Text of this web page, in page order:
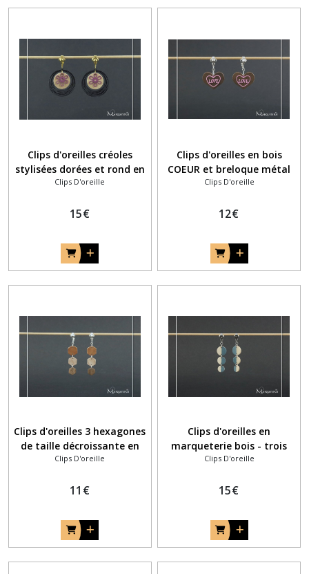
Clips d'oreilles créoles
stylisées dorées et rond en
bois avec breloque fleurs
Clips D'oreille
15€
Clips d'oreilles en bois
COEUR et breloque métal
rose coeur LOVE
Clips D'oreille
12€
Clips d'oreilles 3 hexagones
de taille décroissante en
bois
Clips D'oreille
11 €
Clips d'oreilles en
marqueterie bois - trois
ronds bicolores blanc et
Clips D'oreille
15€